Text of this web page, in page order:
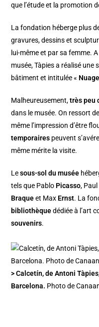
que l’étude et la promotion
La fondation héberge plus
gravures, dessins et
lui-même et par sa femme.
musée, Tàpies a réalisé
bâtiment et intitulée «
Malheureusement,très peu
dans le musée. On ressort
même l’impression d’être
temporaires peuvent
même mérite la visite.
Lesous-sol du musée
tels que Pablo Picasso, Paul
Braqueet Max Ernst. La
bibliothèquedédiée à l’art
souvenirs.
> Calcetín, de Antoni
Barcelona. Photo de